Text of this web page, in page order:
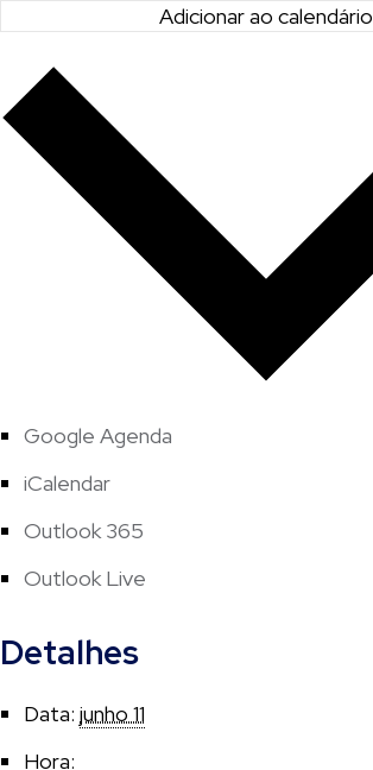
Adicionar ao calendário
Google Agenda
iCalendar
Outlook 365
Outlook Live
Detalhes
Data: junho 11
Hora: